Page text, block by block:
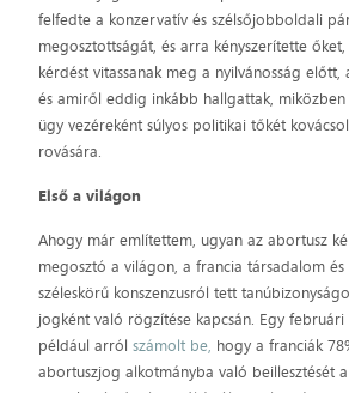
felfedte a konzervatív és szélsőjobboldali
megosztottságát, és arra kényszerítette
kérdést vitassanak meg a nyilvánosság előtt,
és amiről eddig inkább hallgattak,
ügy vezéreként súlyos politikai tőkét
rovására.
Első a világon
Ahogy már említettem, ugyan az abortusz
megosztó a világon, a francia társadalom
széleskörű konszenzusról tett
jogként való rögzítése kapcsán. Egy februári
például arrólszámolt be, hogy a franciák
abortuszjog alkotmányba való beillesztését